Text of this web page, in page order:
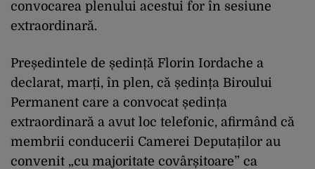
convocarea plenului acestui for în sesiune
extraordinară.
Președintele de ședință Florin Iordache a
declarat, marți, în plen, că ședința Biroului
Permanent care a convocat ședința
extraordinară a avut loc telefonic, afirmând că
membrii conducerii Camerei Deputaților au
convenit „cu majoritate covârșitoare” ca